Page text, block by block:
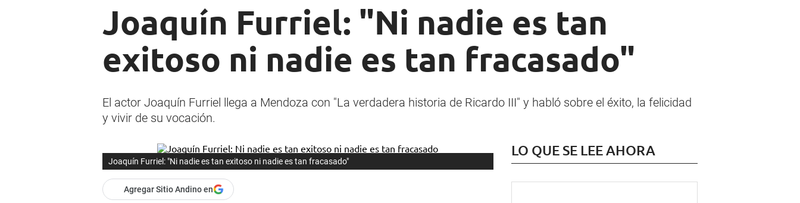
Joaquín Furriel: "Ni nadie es tan
exitoso ni nadie es tan fracasado"
El actor Joaquín Furriel llega a Mendoza con "La verdadera historia de Ricardo III" y habló sobre el éxito, la felicidad
y vivir de su vocación.
Joaquín Furriel: "Ni nadie es tan exitoso ni nadie es tan fracasado"
Agregar Sitio Andino en
LO QUE SE LEE AHORA